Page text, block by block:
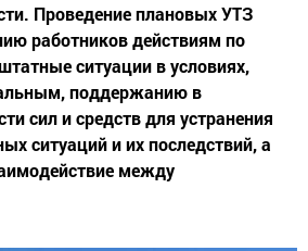
Проведение плановых УТЗ
работников действиям по
ситуации в условиях,
поддержанию в
сил и средств для устранения
ситуаций и их последствий, а
между